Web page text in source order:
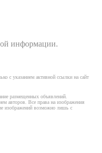
информации.
с указанием активной ссылки на сайт
размещенных объявлений.
авторов. Все права на изображения
изображений возможно лишь с